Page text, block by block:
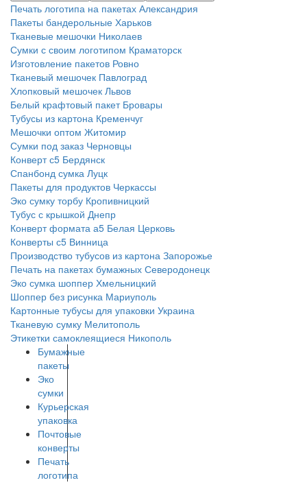
Печать логотипа на пакетах Александрия
Пакеты бандерольные Харьков
Тканевые мешочки Николаев
Сумки с своим логотипом Краматорск
Изготовление пакетов Ровно
Тканевый мешочек Павлоград
Хлопковый мешочек Львов
Белый крафтовый пакет Бровары
Тубусы из картона Кременчуг
Мешочки оптом Житомир
Сумки под заказ Черновцы
Конверт с5 Бердянск
Спанбонд сумка Луцк
Пакеты для продуктов Черкассы
Эко сумку торбу Кропивницкий
Тубус с крышкой Днепр
Конверт формата а5 Белая Церковь
Конверты с5 Винница
Производство тубусов из картона Запорожье
Печать на пакетах бумажных Северодонецк
Эко сумка шоппер Хмельницкий
Шоппер без рисунка Мариуполь
Картонные тубусы для упаковки Украина
Тканевую сумку Мелитополь
Этикетки самоклеящиеся Никополь
Бумажные
пакеты
Эко
сумки
Курьерская
упаковка
Почтовые
конверты
Печать
логотипа